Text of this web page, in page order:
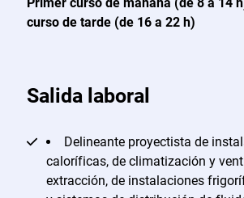
curso de tarde (de 16 a 22 h)
Salida laboral
Delineante proyectista de
caloríficas, de climatización y
extracción, de instalaciones